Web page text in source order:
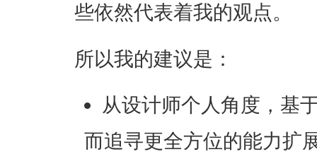
些依然代表着我的观点。
所以我的建议是：
从设计师个人角度，基
而追寻更全方位的能力扩